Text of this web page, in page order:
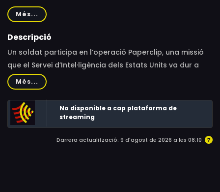
Jones, Roy Berkeley, Eugene Mirman, Brandon Prince, Alex
Ross Perry
Més...
Descripció
Un soldat participa en l’operació Paperclip, una missió
que el Servei d’Intel·ligència dels Estats Units va dur a
terme després de la Segona Guerra Mundial i que tenia
per objectiu localitzar coets, armes i científics alemanys,
i apropiar-se’n.
Més...
No disponible a cap plataforma de
streaming
Darrera actualització: 9 d'agost de 2026 a les 08:10